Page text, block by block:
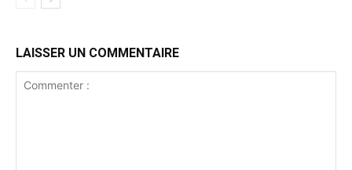
LAISSER UN COMMENTAIRE